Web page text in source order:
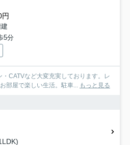
円
5分
CATVなど大変充実しております。レ
部屋で楽しい生活。駐車...
もっと見る